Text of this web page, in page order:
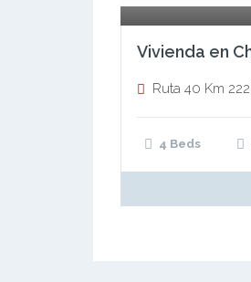
Vivienda en
Ruta 40 Km
4 Beds